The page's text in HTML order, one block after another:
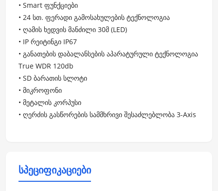
• Smart ფუნქციები
• 24 სთ. ფერადი გამოსახულების ტექნოლოგია
• ღამის ხედვის მანძილი 30მ (LED)
• IP რეიტინგი IP67
• განათების დაბალანსების აპარატურული ტექნოლოგია
True WDR 120db
• SD ბარათის სლოტი
• მიკროფონი
• მეტალის კორპუსი
• ღერძის გასწორების სამმხრივი შესაძლებლობა 3-Axis
სპეციფიკაციები